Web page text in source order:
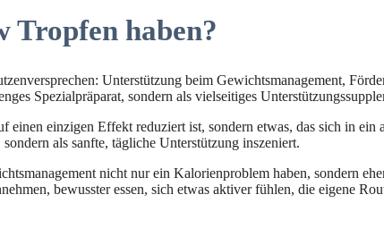
Tropfen haben?
Unterstützung beim Gewichtsmanagement,
Spezialpräparat, sondern als vielseitiges
einen einzigen Effekt reduziert ist, sondern etwas, das sich in
als sanfte, tägliche Unterstützung inszeniert.
nicht nur ein Kalorienproblem haben, sondern
bewusster essen, sich etwas aktiver fühlen, die eigene